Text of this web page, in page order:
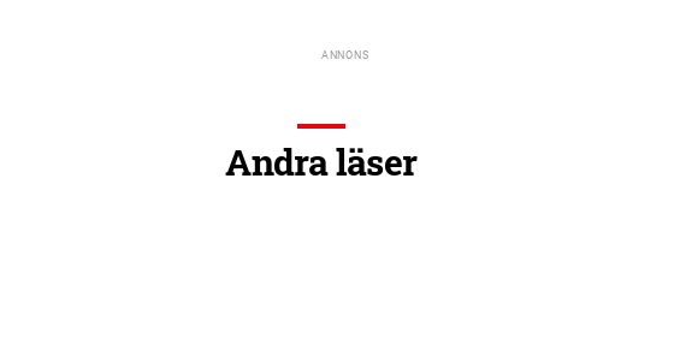
Andra läser